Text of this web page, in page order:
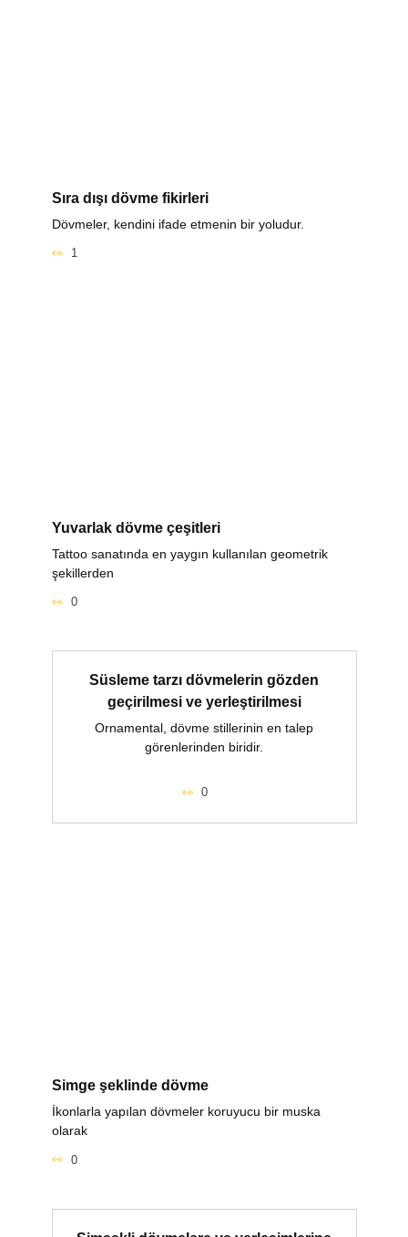
Sıra dışı dövme fikirleri
Dövmeler, kendini ifade etmenin bir yoludur.
1
Yuvarlak dövme çeşitleri
Tattoo sanatında en yaygın kullanılan geometrik
şekillerden
0
Süsleme tarzı dövmelerin gözden
geçirilmesi ve yerleştirilmesi
Ornamental, dövme stillerinin en talep
görenlerinden biridir.
0
Simge şeklinde dövme
İkonlarla yapılan dövmeler koruyucu bir muska
olarak
0